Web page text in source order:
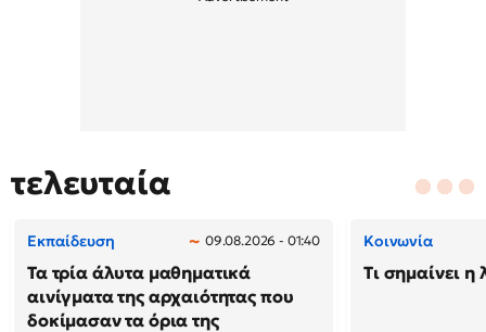
τελευταία
Εκπαίδευση 09.08.2026 - 01:40
Τα τρία άλυτα μαθηματικά
αινίγματα της αρχαιότητας που
δοκίμασαν τα όρια της
Κοινωνία
Τι σημαίνει η